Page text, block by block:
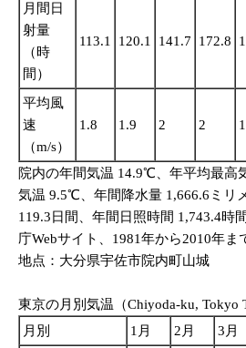
月間日
射量
（時
間）
113.1 120.1 141.7 172.8
平均風
速
（m/s）
1.8 1.9 2 2
院内の年間気温 14.9℃、年平均最高
気温 9.5℃、年間降水量 1,666.6ミリ
119.3日間、年間日照時間 1,743.4時
庁Webサイト、1981年から2010年ま
地点：大分県宇佐市院内町山城
東京の月別気温（Chiyoda-ku, Tokyo
月別
1月 2月 3月